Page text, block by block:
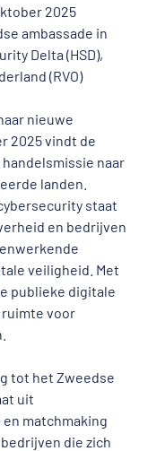
2025
ambassade in
Delta (HSD),
(RVO)
nieuwe
2025 vindt de
handelsmissie naar
landen.
staat
en bedrijven
veiligheid. Met
publieke digitale
voor
tot het Zweedse
uit
matchmaking
die zich